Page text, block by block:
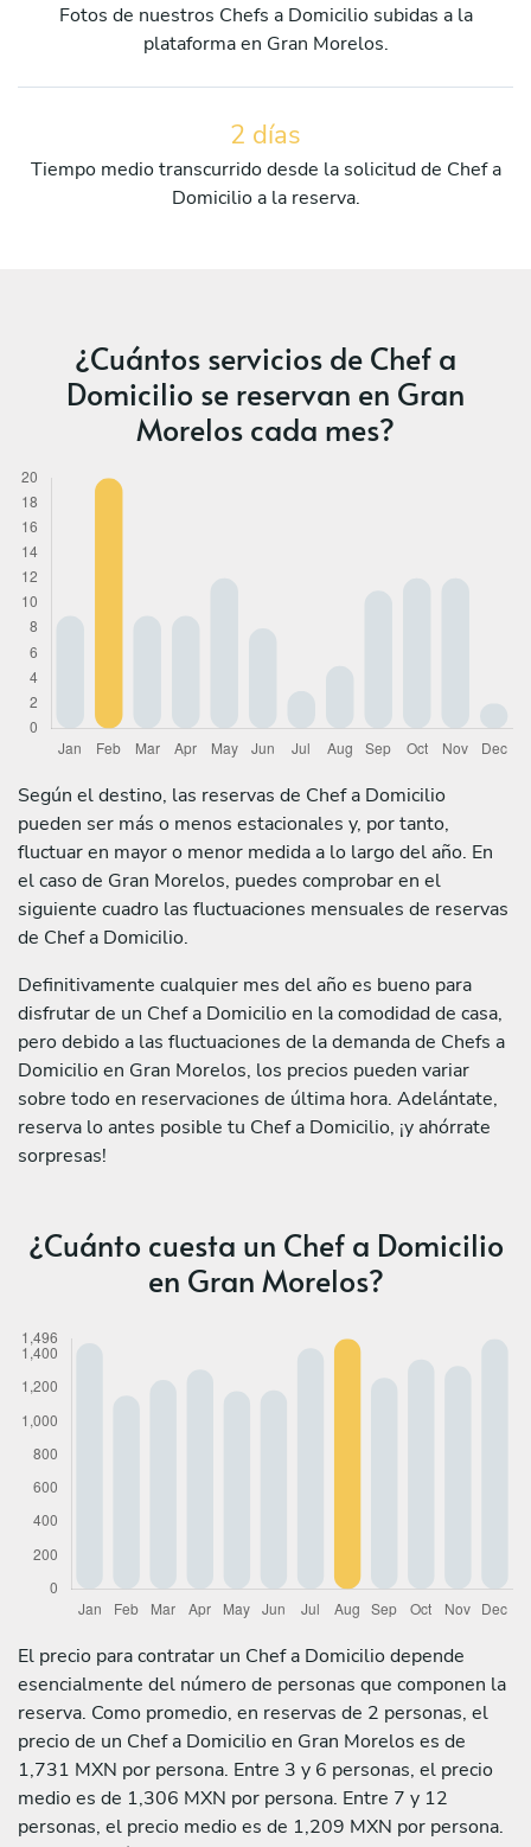
Fotos de nuestros Chefs a Domicilio subidas a la
plataforma en Gran Morelos.
2 días
Tiempo medio transcurrido desde la solicitud de Chef a
Domicilio a la reserva.
¿Cuántos servicios de Chef a
Domicilio se reservan en Gran
Morelos cada mes?
Según el destino, las reservas de Chef a Domicilio
pueden ser más o menos estacionales y, por tanto,
fluctuar en mayor o menor medida a lo largo del año. En
el caso de Gran Morelos, puedes comprobar en el
siguiente cuadro las fluctuaciones mensuales de reservas
de Chef a Domicilio.
Definitivamente cualquier mes del año es bueno para
disfrutar de un Chef a Domicilio en la comodidad de casa,
pero debido a las fluctuaciones de la demanda de Chefs a
Domicilio en Gran Morelos, los precios pueden variar
sobre todo en reservaciones de última hora. Adelántate,
reserva lo antes posible tu Chef a Domicilio, ¡y ahórrate
sorpresas!
¿Cuánto cuesta un Chef a Domicilio
en Gran Morelos?
El precio para contratar un Chef a Domicilio depende
esencialmente del número de personas que componen la
reserva. Como promedio, en reservas de 2 personas, el
precio de un Chef a Domicilio en Gran Morelos es de
1,731 MXN por persona. Entre 3 y 6 personas, el precio
medio es de 1,306 MXN por persona. Entre 7 y 12
personas, el precio medio es de 1,209 MXN por persona.